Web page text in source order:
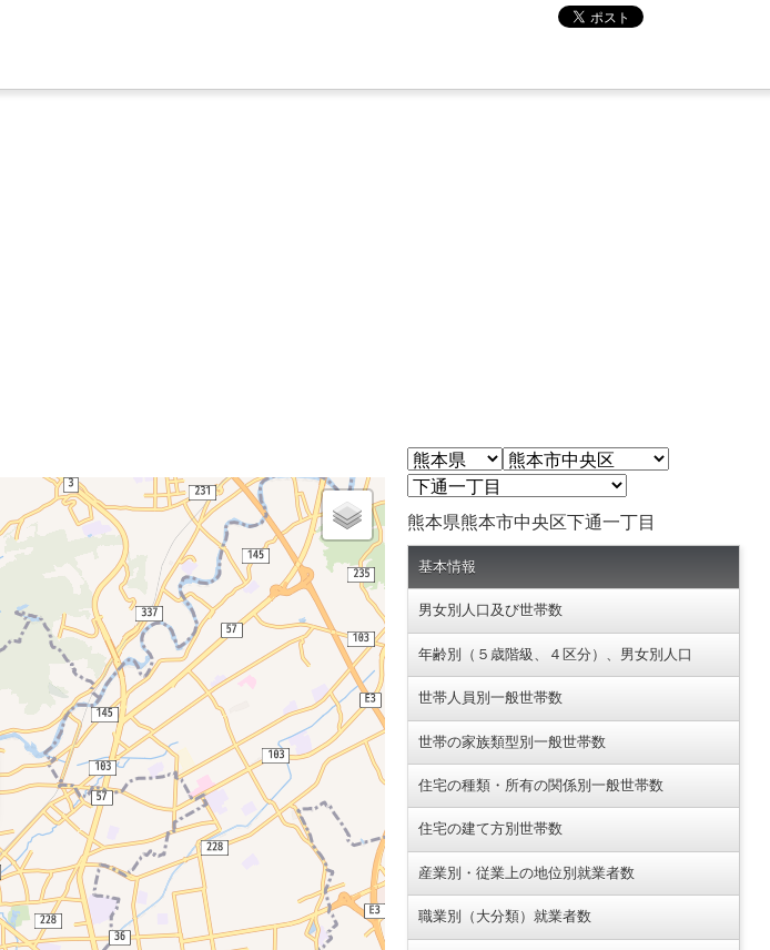
熊本県熊本市中央区下通一丁目
基本情報
男女別人口及び世帯数
年齢別（５歳階級、４区分）、男女別人口
世帯人員別一般世帯数
世帯の家族類型別一般世帯数
住宅の種類・所有の関係別一般世帯数
住宅の建て方別世帯数
産業別・従業上の地位別就業者数
職業別（大分類）就業者数